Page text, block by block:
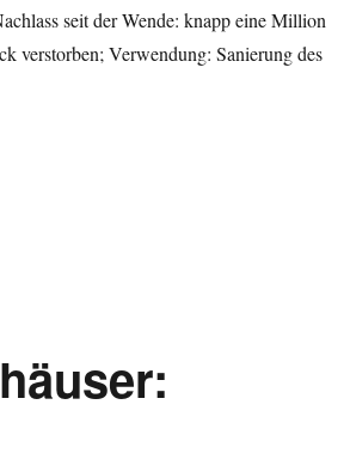
seit der Wende: knapp eine Million
verstorben; Verwendung: Sanierung des
können erben: Dresden erhält 3 Mio. Euro“